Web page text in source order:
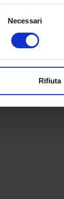
tuo consenso,
raccogliere
digitali).
o ritirare il
Necessari
Rifiuta